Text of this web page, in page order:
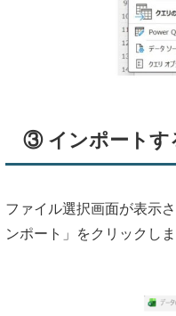
③ インポートす
ファイル選択画面が表示
ンポート」をクリックしま